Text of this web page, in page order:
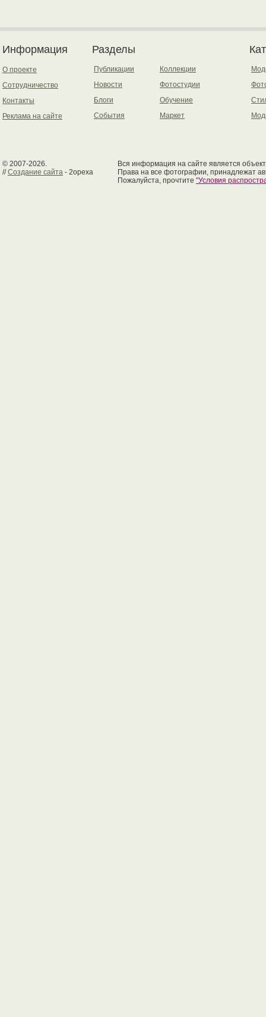
Информация
О проекте
Сотрудничество
Контакты
Реклама на сайте
Разделы
Публикации
Новости
Блоги
События
Коллекции
Фотостудии
Обучение
Маркет
© 2007-2026.
//Создание сайта - 2opexa
Вся информация на сайте является
Права на все фотографии, принадлежат
Пожалуйста, прочтите "Условия